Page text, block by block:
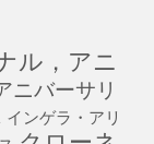
ル，アニ
ニバーサリ
インゲラ・アリ